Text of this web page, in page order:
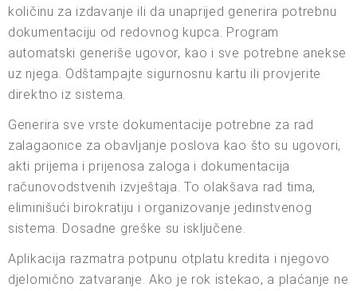
količinu za izdavanje ili da unaprijed generira potrebnu
dokumentaciju od redovnog kupca. Program
automatski generiše ugovor, kao i sve potrebne anekse
uz njega. Odštampajte sigurnosnu kartu ili provjerite
direktno iz sistema.
Generira sve vrste dokumentacije potrebne za rad
zalagaonice za obavljanje poslova kao što su ugovori,
akti prijema i prijenosa zaloga i dokumentacija
računovodstvenih izvještaja. To olakšava rad tima,
eliminišući birokratiju i organizovanje jedinstvenog
sistema. Dosadne greške su isključene.
Aplikacija razmatra potpunu otplatu kredita i njegovo
djelomično zatvaranje. Ako je rok istekao, a plaćanje ne